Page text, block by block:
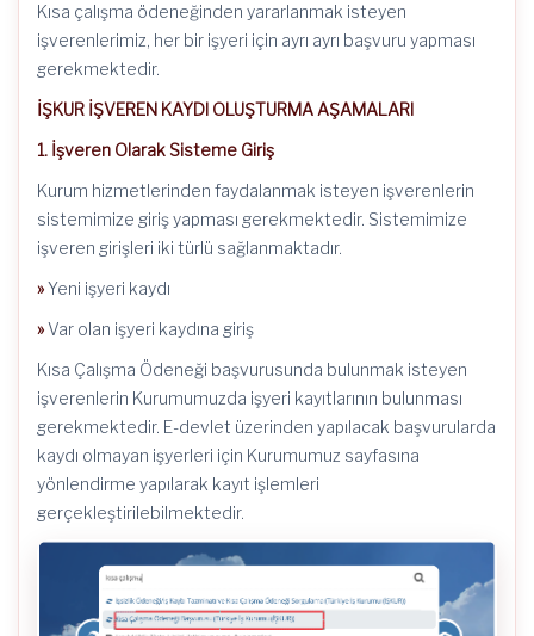
Kısa çalışma ödeneğinden yararlanmak isteyen
işverenlerimiz, her bir işyeri için ayrı ayrı başvuru yapması
gerekmektedir.
İŞKUR İŞVEREN KAYDI OLUŞTURMA AŞAMALARI
1. İşveren Olarak Sisteme Giriş
Kurum hizmetlerinden faydalanmak isteyen işverenlerin
sistemimize giriş yapması gerekmektedir. Sistemimize
işveren girişleri iki türlü sağlanmaktadır.
»Yeni işyeri kaydı
»Var olan işyeri kaydına giriş
Kısa Çalışma Ödeneği başvurusunda bulunmak isteyen
işverenlerin Kurumumuzda işyeri kayıtlarının bulunması
gerekmektedir. E-devlet üzerinden yapılacak başvurularda
kaydı olmayan işyerleri için Kurumumuz sayfasına
yönlendirme yapılarak kayıt işlemleri
gerçekleştirilebilmektedir.